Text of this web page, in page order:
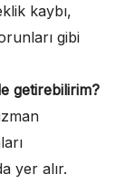
kaybı,
gibi
getirebilirim?
yer alır.